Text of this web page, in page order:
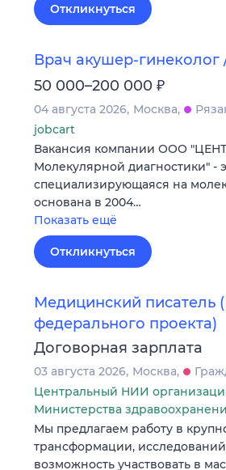
Откликнуться
Врач акушер-гинеколог
50 000–200 000 ₽
04 августа 2026 Москва
jobcart
Вакансия компании ООО
Молекулярной диагностики" -
специализирующаяся на
основана в 2004…
Показать ещё
Откликнуться
Медицинский писатель
федерального проекта)
Договорная зарплата
03 августа 2026 Москва
Центральный НИИ
Министерства
Мы предлагаем работу в
трансформации,
возможность участвовать в